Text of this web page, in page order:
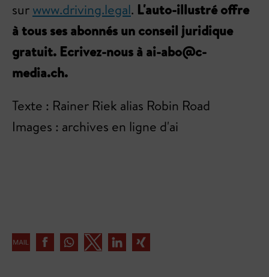
sur www.driving.legal. L'auto-illustré offre
à tous ses abonnés un conseil juridique
gratuit. Ecrivez-nous à ai-abo@c-
media.ch.
Texte : Rainer Riek alias Robin Road
Images : archives en ligne d'ai